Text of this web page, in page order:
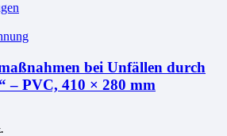
bei Unfällen durch
– PVC, 410 × 280 mm